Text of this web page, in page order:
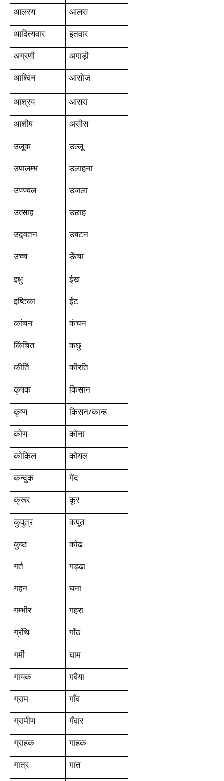
आलस्य आलस
आदित्यवार इतवार
अग्रणी अगाड़ी
आश्विन आसोज
आश्रय आसरा
आशीष असीस
उलूक उल्लू
उपालम्भ उलाहना
उज्ज्वल उजला
उत्साह उछाह
उद्र्वतन उबटन
उच्च ऊँचा
इक्षु ईख
इष्टिका ईंट
कांचन कंचन
किंचित कछु
कीर्ति कीरति
कृषक किसान
कृष्ण किसन/कान्ह
कोण कोना
कोकिल कोयल
कन्दुक गेंद
क्रूर कूर
कुपुत्र कपूत
कुष्ठ कोढ़
गर्त गड्ढ़ा
गहन घना
गम्भीर गहरा
ग्रंथि गाँठ
गर्मी घाम
गायक गवैया
ग्राम गाँव
ग्रामीण गँवार
ग्राहक गाहक
गात्र गात